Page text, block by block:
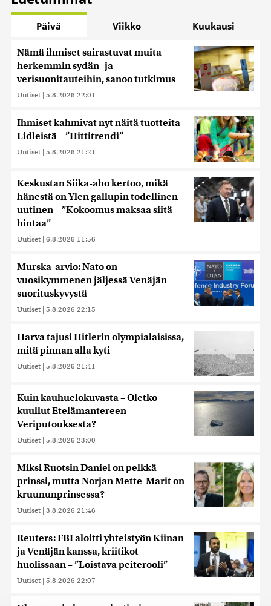
Päivä Viikko Kuukausi
Nämä ihmiset sairastuvat muita
herkemmin sydän- ja
verisuonitauteihin, sanoo tutkimus
Uutiset | 5.8.2026 22:01
Ihmiset kahmivat nyt näitä tuotteita
Lidleistä – ”Hittitrendi”
Uutiset | 5.8.2026 21:21
Keskustan Siika-aho kertoo, mikä
hänestä on Ylen gallupin todellinen
uutinen – ”Kokoomus maksaa siitä
hintaa”
Uutiset | 6.8.2026 11:56
Murska-arvio: Nato on
vuosikymmenen jäljessä Venäjän
suorituskyvystä
Uutiset | 5.8.2026 22:15
Harva tajusi Hitlerin olympialaisissa,
mitä pinnan alla kyti
Uutiset | 5.8.2026 21:41
Kuin kauhuelokuvasta – Oletko
kuullut Etelämantereen
Veriputouksesta?
Uutiset | 5.8.2026 23:00
Miksi Ruotsin Daniel on pelkkä
prinssi, mutta Norjan Mette-Marit on
kruununprinsessa?
Uutiset | 3.8.2026 21:46
Reuters: FBI aloitti yhteistyön Kiinan
ja Venäjän kanssa, kriitikot
huolissaan – ”Loistava peiterooli”
Uutiset | 5.8.2026 22:07